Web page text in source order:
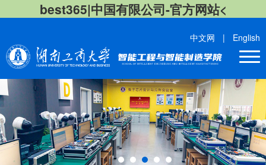
best365|中国有限公司-官方网站<
中文网 | English